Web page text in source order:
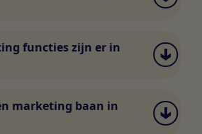
Hengelo wisselt. Via
je dagelijks nieuwe
je direct matchen met
functies zijn er in
zoals content
media specialist, SEO-
manager en
marketing baan in